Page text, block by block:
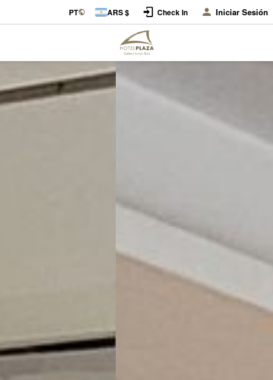
PT ARS $ Check In Iniciar Sesión